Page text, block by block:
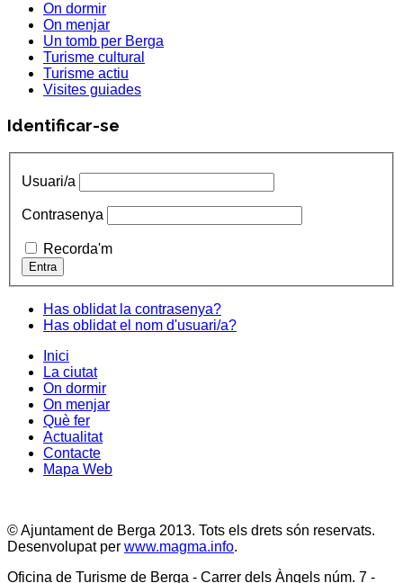
On dormir
On menjar
Un tomb per Berga
Turisme cultural
Turisme actiu
Visites guiades
Identificar-se
Usuari/a
Contrasenya
Recorda'm
Has oblidat la contrasenya?
Has oblidat el nom d'usuari/a?
Inici
La ciutat
On dormir
On menjar
Què fer
Actualitat
Contacte
Mapa Web
© Ajuntament de Berga 2013. Tots els drets són reservats.
Desenvolupat per www.magma.info.
Oficina de Turisme de Berga - Carrer dels Àngels núm. 7 -